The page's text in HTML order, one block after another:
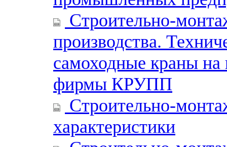
Строительно-
производства.
самоходные краны на
фирмы КРУПП
Строительно-
характеристики